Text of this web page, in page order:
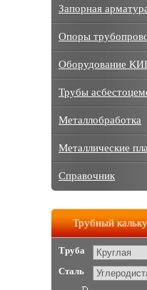
Запорная
Опоры
Оборудование
Трубы
Металлобработка
Металлические
Справочник
Трубный
Труба
Сталь